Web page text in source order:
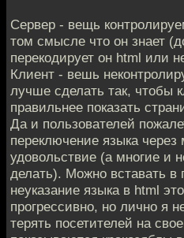
Сервер - вещь
том смысле что он знает
перекодирует он html или
Клиент - вешь
лучше сделать так, чтобы
правильнее показать
Да и пользователей
переключение языка
удовольствие (а многие и
делать). Можно вставать в
неуказание языка в html
прогрессивно, но лично я
терять посетителей на